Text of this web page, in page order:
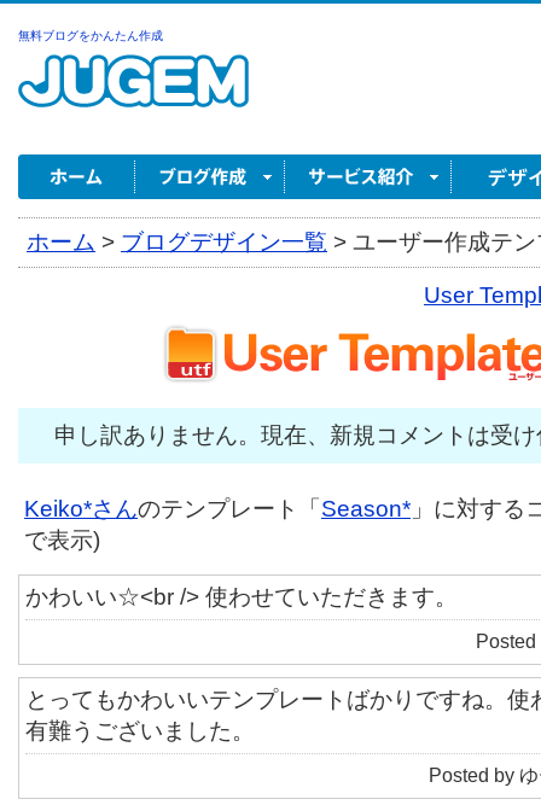
無料ブログをかんたん作成
ホーム > ブログデザイン一覧 > ユーザー作成テ
User
申し訳ありません。現在、新規コメントは受
Keiko*さんのテンプレート「 Season* 」に対する
で表示)
かわいい☆<br /> 使わせていただきます。
とってもかわいいテンプレートばかりですね。使
有難うございました。
Posted by